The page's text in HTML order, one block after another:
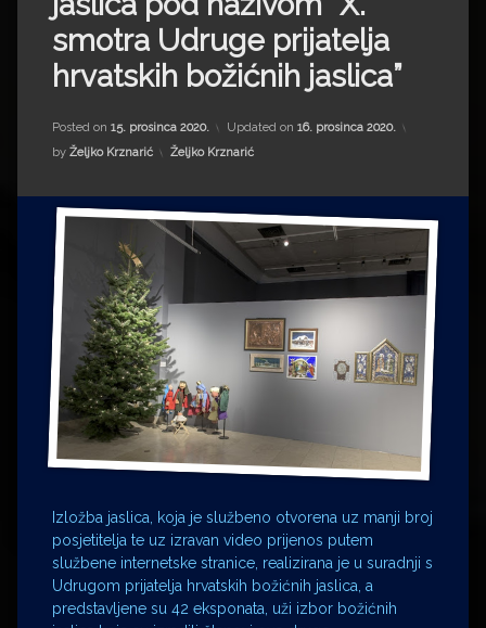
Impressum
Milenko Strižak
Drugi autori
Drugi autori
Ljiljana Lekanić-Kljaić
Željko Krznarić
Mario Lovreković
Miroslav Šantek
smotra Udruge prijatelja
hrvatskih božićnih jaslica”
Posted on 15. prosinca 2020. Updated on 16. prosinca 2020.
by Željko Krznarić Kategorije:
Željko Krznarić
Izložba jaslica, koja je službeno otvorena uz manji broj
posjetitelja te uz izravan video prijenos putem
službene internetske stranice, realizirana je u suradnji s
Udrugom prijatelja hrvatskih božićnih jaslica, a
predstavljene su 42 eksponata, uži izbor božićnih